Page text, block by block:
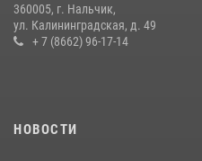
В Кабардино-Балкарии при
оружие и наркотические средства
360005, г. Нальчик,
ул. Калининградская, д. 49
+ 7 (8662) 96-17-14
НОВОСТИ